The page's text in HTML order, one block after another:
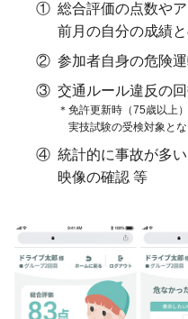
総合評価の点数やア
前月の自分の成績と
参加者自身の危険
交通ルール違反の
免許更新時（75歳以上）
実技試験の受検対象と
統計的に事故が多
映像の確認 等